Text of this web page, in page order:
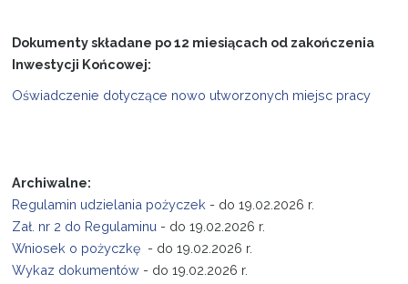
Dokumenty składane po 12 miesiącach od zakończenia
Inwestycji Końcowej:
Oświadczenie dotyczące nowo utworzonych miejsc pracy
Archiwalne:
Regulamin udzielania pożyczek - do 19.02.2026 r.
Zał. nr 2 do Regulaminu - do 19.02.2026 r.
Wniosek o pożyczkę - do 19.02.2026 r.
Wykaz dokumentów - do 19.02.2026 r.